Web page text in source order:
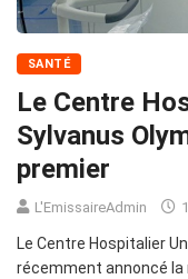
SANTÉ
Le Centre
Sylvanus
premier
L'EmissaireAdmin
Le Centre Hospitalier
récemment annoncé la